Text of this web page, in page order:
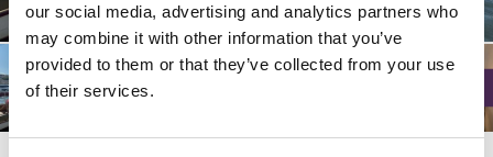
our social media, advertising and analytics partners who
may combine it with other information that you’ve
provided to them or that they’ve collected from your use
of their services.